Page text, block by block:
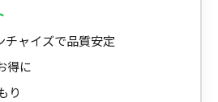
チャイズで品質安定
得に
り